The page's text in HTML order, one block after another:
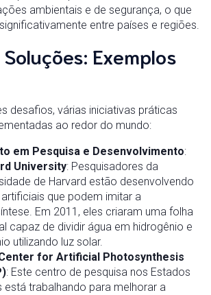
ambientais e de segurança, o que
entre países e regiões.
Exemplos
desafios, várias iniciativas práticas
ao redor do mundo:
em Pesquisa e Desenvolvimento:
University: Pesquisadores da
de Harvard estão desenvolvendo
que podem imitar a
Em 2011, eles criaram uma folha
capaz de dividir água em hidrogênio e
utilizando luz solar.
for Artificial Photosynthesis
: Este centro de pesquisa nos Estados
está trabalhando para melhorar a